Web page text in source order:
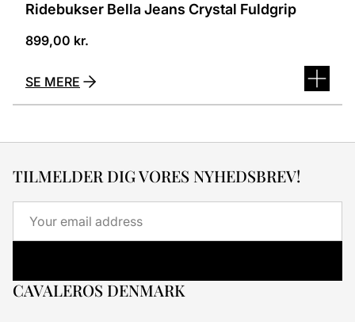
Ridebukser Bella Jeans Crystal Fuldgrip
899,00 kr.
SE MERE
TILMELDER DIG VORES NYHEDSBREV!
CAVALEROS DENMARK